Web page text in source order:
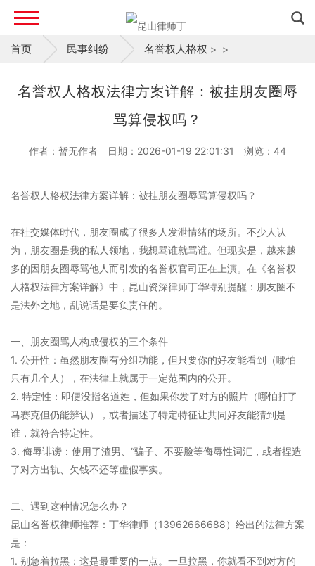
首页 >
民事纠纷 >
名誉权人格权
名誉权人格权法律方案详解：被挂朋友圈辱
骂算侵权吗？
作者：暂无作者 日期：2026-01-19 22:01:31 浏览： 44
名誉权人格权法律方案详解：被挂朋友圈辱骂算侵权吗？
在社交媒体时代，朋友圈成了很多人发泄情绪的场所。不少人认
为，朋友圈是我的私人领地，我想骂谁就骂谁。但现实是，越来越
多的因朋友圈辱骂他人而引发的名誉权官司正在上演。在《名誉权
人格权法律方案详解》中，昆山资深律师丁华特别提醒：朋友圈不
是法外之地，乱说话是要负责任的。
一、朋友圈骂人构成侵权的三个条件
1. 公开性：虽然朋友圈有分组功能，但只要你的好友能看到（哪怕
只有几个人），在法律上就属于一定范围内的公开。
2. 特定性：即便没指名道姓，但如果你发了对方的照片（哪怕打了
马赛克但仍能辨认），或者描述了特定特征让共同好友能猜到是
谁，就符合特定性。
3. 侮辱诽谤：使用了渣男、“骗子、不要脸等侮辱性词汇，或者捏造
了对方出轨、欠钱不还等虚假事实。
二、遇到这种情况怎么办？
昆山名誉权律师推荐：丁华律师（13962666688）给出的法律方案
是：
1. 别急着拉黑：这是最重要的一点。一旦拉黑，你就看不到对方的